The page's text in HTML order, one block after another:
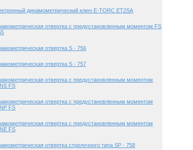
динамометрический ключ E-TORC ET2SA
отвертка с предустановленным моментом FS
отвертка S - 756
отвертка S - 757
отвертка с предустановленным моментом
FS
отвертка с предустановленным моментом
FS
отвертка с предустановленным моментом
FS
отвертка стрелочного типа SP - 758